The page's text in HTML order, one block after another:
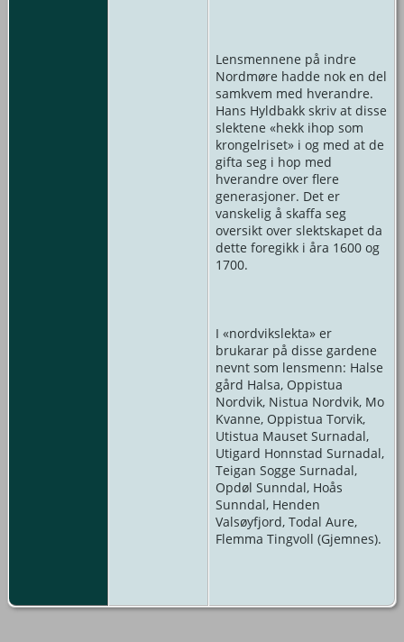
Lensmennene på indre
Nordmøre hadde nok en del
samkvem med hverandre.
Hans Hyldbakk skriv at disse
slektene «hekk ihop som
krongelriset» i og med at de
gifta seg i hop med
hverandre over flere
generasjoner. Det er
vanskelig å skaffa seg
oversikt over slektskapet da
dette foregikk i åra 1600 og
1700.
I «nordvikslekta» er
brukarar på disse gardene
nevnt som lensmenn: Halse
gård Halsa, Oppistua
Nordvik, Nistua Nordvik, Mo
Kvanne, Oppistua Torvik,
Utistua Mauset Surnadal,
Utigard Honnstad Surnadal,
Teigan Sogge Surnadal,
Opdøl Sunndal, Hoås
Sunndal, Henden
Valsøyfjord, Todal Aure,
Flemma Tingvoll (Gjemnes).